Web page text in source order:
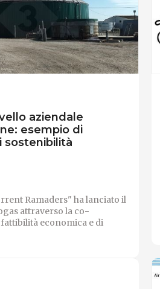
aziendale
esempio di
sostenibilità
Ramaders" ha lanciato il
attraverso la co-
economica e di